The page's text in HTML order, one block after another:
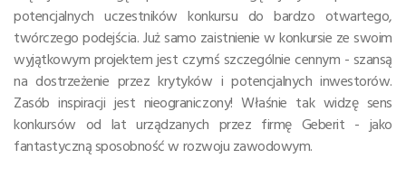
potencjalnych uczestników konkursu do bardzo otwartego,
twórczego podejścia. Już samo zaistnienie w konkursie ze swoim
wyjątkowym projektem jest czymś szczególnie cennym - szansą
na dostrzeżenie przez krytyków i potencjalnych inwestorów.
Zasób inspiracji jest nieograniczony! Właśnie tak widzę sens
konkursów od lat urządzanych przez firmę Geberit - jako
fantastyczną sposobność w rozwoju zawodowym.